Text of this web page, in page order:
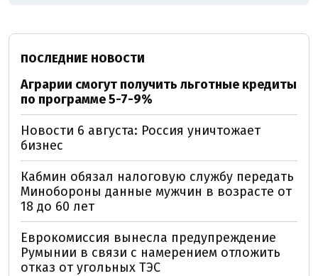
ПОСЛЕДНИЕ НОВОСТИ
Аграрии смогут получить льготные кредиты
по программе 5-7-9%
Новости 6 августа: Россия уничтожает
бизнес
Кабмин обязал налоговую службу передать
Минобороны данные мужчин в возрасте от
18 до 60 лет
Еврокомиссия вынесла предупреждение
Румынии в связи с намерением отложить
отказ от угольных ТЭС